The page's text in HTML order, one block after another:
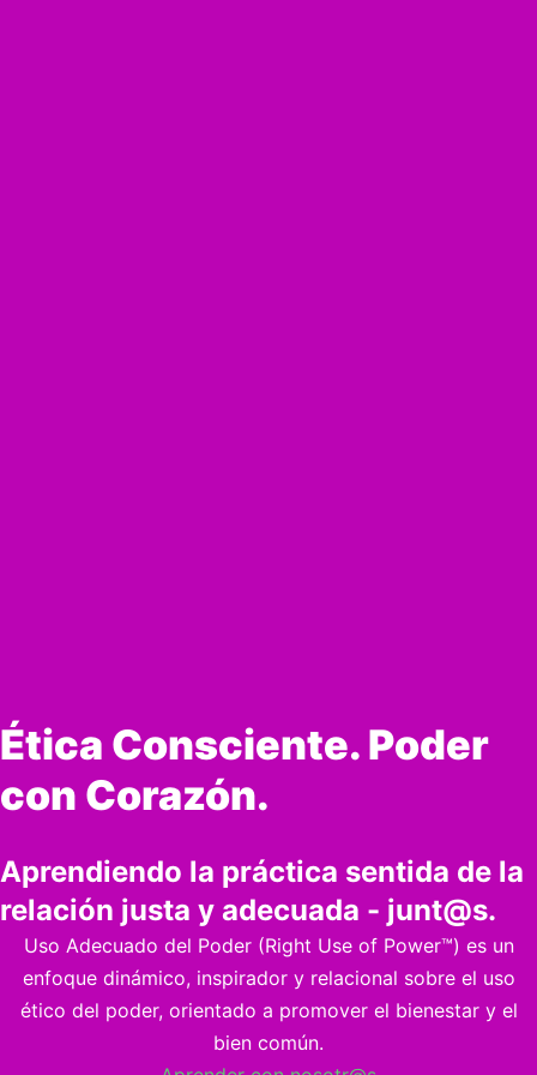
Ética Consciente. Poder
con Corazón.
Aprendiendo la práctica sentida de la
relación justa y adecuada - junt@s.
Uso Adecuado del Poder (Right Use of Power™) es un
enfoque dinámico, inspirador y relacional sobre el uso
ético del poder, orientado a promover el bienestar y el
bien común.